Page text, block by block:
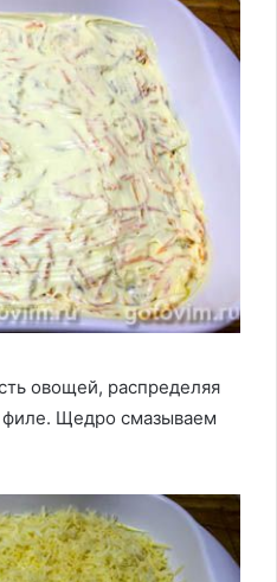
овощей, распределяя
Щедро смазываем